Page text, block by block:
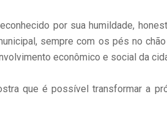
por sua humildade,
sempre com os pés no
econômico e social da
que é possível transformar a